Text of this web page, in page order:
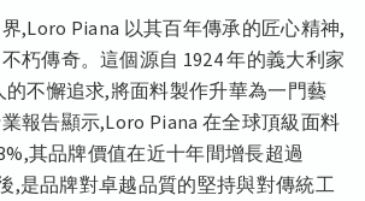
,Loro Piana 以其百年傳承的匠心精神,
朽傳奇。這個源自 1924 年的義大利家
不懈追求,將面料製作升華為一門藝
報告顯示,Loro Piana 在全球頂級面料
其品牌價值在近十年間增長超過
,是品牌對卓越品質的堅持與對傳統工